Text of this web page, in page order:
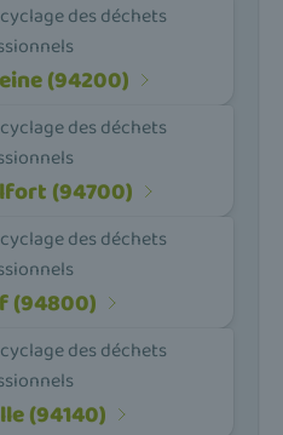
des déchets
(94200)
des déchets
(94700)
des déchets
(94800)
des déchets
(94140)